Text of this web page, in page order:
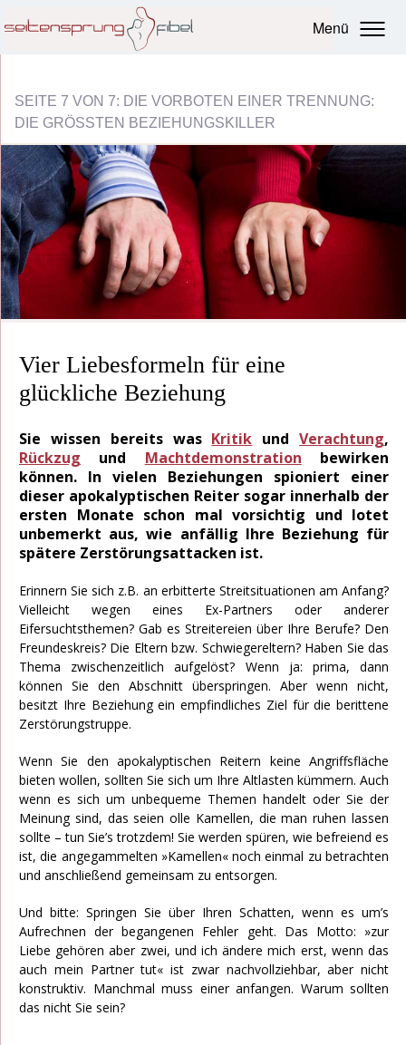
Menü
SEITE 7 VON 7: DIE VORBOTEN EINER TRENNUNG:
DIE GRÖSSTEN BEZIEHUNGSKILLER
Vier Liebesformeln für eine
glückliche Beziehung
Sie wissen bereits was Kritik undVerachtung,
Rückzug und Machtdemonstration bewirken
können. In vielen Beziehungen spioniert einer
dieser apokalyptischen Reiter sogar innerhalb der
ersten Monate schon mal vorsichtig und lotet
unbemerkt aus, wie anfällig Ihre Beziehung für
spätere Zerstörungsattacken ist.
Erinnern Sie sich z.B. an erbitterte Streitsituationen am Anfang?
Vielleicht wegen eines Ex-Partners oder anderer
Eifersuchtsthemen? Gab es Streitereien über Ihre Berufe? Den
Freundeskreis? Die Eltern bzw. Schwiegereltern? Haben Sie das
Thema zwischenzeitlich aufgelöst? Wenn ja: prima, dann
können Sie den Abschnitt überspringen. Aber wenn nicht,
besitzt Ihre Beziehung ein empfindliches Ziel für die berittene
Zerstörungstruppe.
Wenn Sie den apokalyptischen Reitern keine Angriffsfläche
bieten wollen, sollten Sie sich um Ihre Altlasten kümmern. Auch
wenn es sich um unbequeme Themen handelt oder Sie der
Meinung sind, das seien olle Kamellen, die man ruhen lassen
sollte – tun Sie’s trotzdem! Sie werden spüren, wie befreiend es
ist, die angegammelten »Kamellen« noch einmal zu betrachten
und anschließend gemeinsam zu entsorgen.
Und bitte: Springen Sie über Ihren Schatten, wenn es um’s
Aufrechnen der begangenen Fehler geht. Das Motto: »zur
Liebe gehören aber zwei, und ich ändere mich erst, wenn das
auch mein Partner tut« ist zwar nachvollziehbar, aber nicht
konstruktiv. Manchmal muss einer anfangen. Warum sollten
das nicht Sie sein?